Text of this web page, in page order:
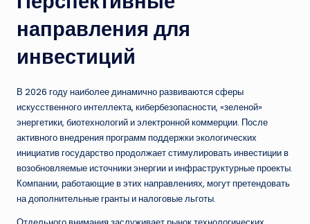
направления для
инвестиций
В 2026 году наиболее динамично развиваются сферы
искусственного интеллекта, кибербезопасности, «зеленой»
энергетики, биотехнологий и электронной коммерции. После
активного внедрения программ поддержки экологических
инициатив государство продолжает стимулировать инвестиции в
возобновляемые источники энергии и инфраструктурные проекты.
Компании, работающие в этих направлениях, могут претендовать
на дополнительные гранты и налоговые льготы.